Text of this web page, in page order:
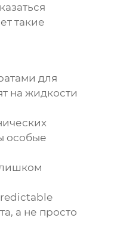
такие
для
на жидкости
особые
а не просто